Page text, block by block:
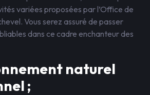
variées proposées par l’Office de
Vous serez assuré de passer
dans ce cadre enchanteur des
naturel
;